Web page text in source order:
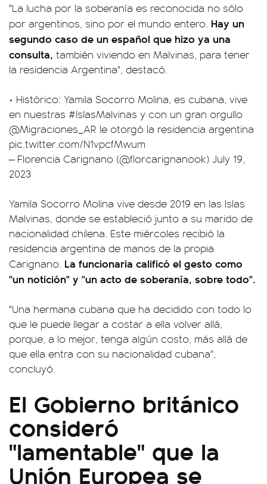
"La lucha por la soberanía es reconocida no sólo
por argentinos, sino por el mundo entero. Hay un
segundo caso de un español que hizo ya una
consulta, también viviendo en Malvinas, para tener
la residencia Argentina", destacó.
• Histórico: Yamila Socorro Molina, es cubana, vive
en nuestras #IslasMalvinas y con un gran orgullo
@Migraciones_AR le otorgó la residencia argentina
pic.twitter.com/N1vpcfMwum
— Florencia Carignano (@florcarignanook) July 19,
2023
Yamila Socorro Molina vive desde 2019 en las Islas
Malvinas, donde se estableció junto a su marido de
nacionalidad chilena. Este miércoles recibió la
residencia argentina de manos de la propia
Carignano. La funcionaria calificó el gesto como
"un notición" y "un acto de soberanía, sobre todo".
"Una hermana cubana que ha decidido con todo lo
que le puede llegar a costar a ella volver allá,
porque, a lo mejor, tenga algún costo, más allá de
que ella entra con su nacionalidad cubana",
concluyó.
El Gobierno británico
consideró
"lamentable" que la
Unión Europea se